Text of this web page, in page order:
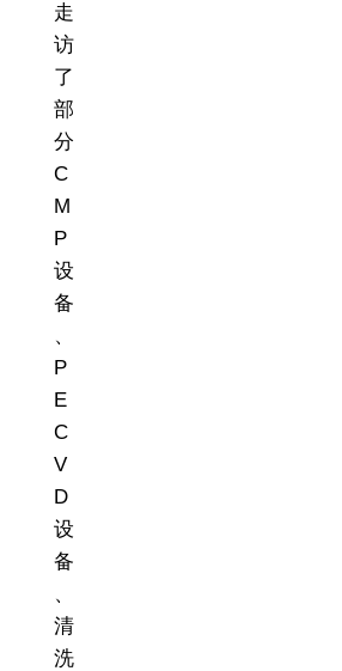
走
访
了
部
分
C
M
P
设
备
、
P
E
C
V
D
设
备
、
清
洗